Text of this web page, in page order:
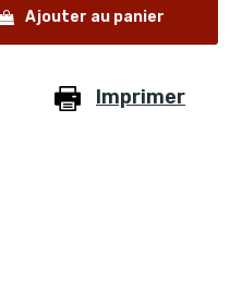
Ajouter au panier
Imprimer